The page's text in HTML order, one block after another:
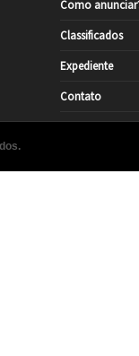
Como
Classificados
Expediente
Contato